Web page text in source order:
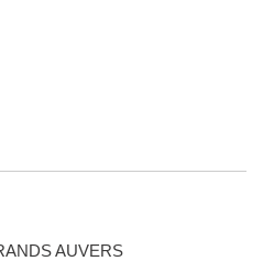
AUVERS